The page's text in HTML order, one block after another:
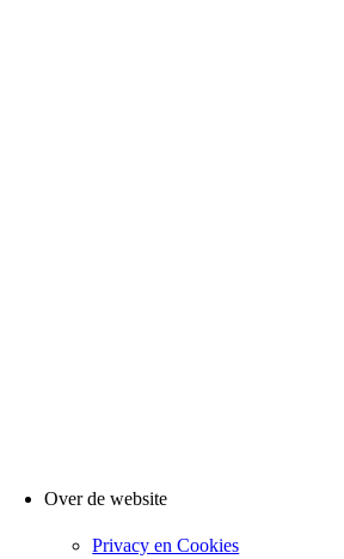
Over de website
Privacy en Cookies